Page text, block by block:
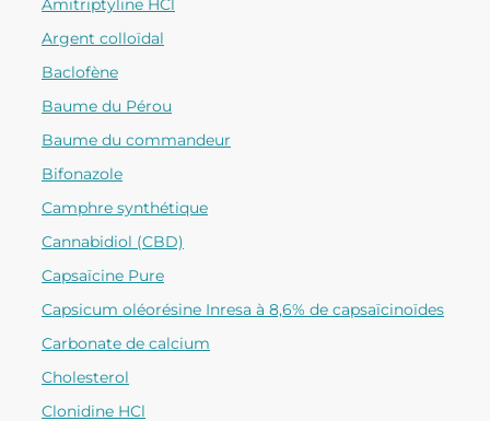
Amitriptyline HCl
Argent colloïdal
Baclofène
Baume du Pérou
Baume du commandeur
Bifonazole
Camphre synthétique
Cannabidiol (CBD)
Capsaïcine Pure
Capsicum oléorésine Inresa à 8,6% de capsaïcinoïdes
Carbonate de calcium
Cholesterol
Clonidine HCl